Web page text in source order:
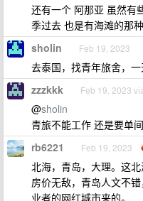
还有一个 阿那亚 虽然有
季过去 也是有海滩的那种
sholin Feb 19, 2023
去泰国，找青年旅舍，
zzzkkk Feb 19, 2023
@sholin
青旅不能工作 还是要单间
rb6221 Feb 19, 2023
北海，青岛，大理。这
房价无敌，青岛人文不
业者的网红城市来的。